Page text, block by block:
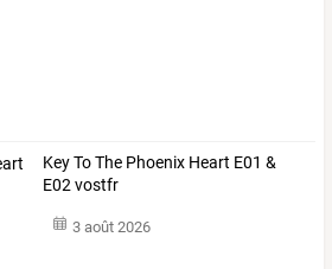
Key To The Phoenix Heart E01 &
E02 vostfr
3 août 2026